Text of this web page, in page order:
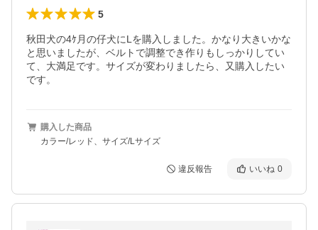
5
秋田犬の4ｹ月の仔犬にLを購入しました。かなり大きいかな
と思いましたが、ベルトで調整でき作りもしっかりしてい
て、大満足です。サイズが変わりましたら、又購入したい
です。
購入した商品
カラー/レッド、サイズ/Lサイズ
違反報告 いいね 0